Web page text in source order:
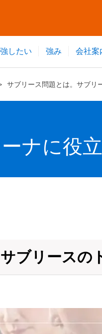
したい 強み 会社案
サブリース問題とは。サブリ
ナに役
ブリースの